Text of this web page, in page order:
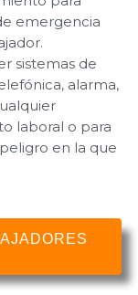
emergencia
sistemas de
alarma,
laboral o para
en la que